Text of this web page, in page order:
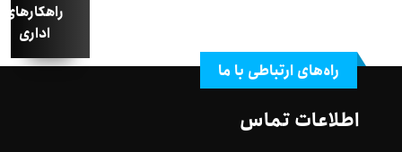
راهکارهای
اداری
راه‌های ارتباطی با ما
اطلاعات تماس